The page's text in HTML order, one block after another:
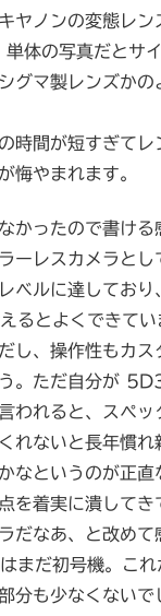
ヤノンの変態レン
の写真だとサイ
グマ製レンズかの
時間が短すぎてレ
悔やまれます。
かったので書ける
ーレスカメラとし
ベルに達しており
るとよくできて
し、操作性もカス
。ただ自分が
われると、スペ
れないと長年慣
なというのが正
を着実に潰して
だなあ、と改めて
まだ初号機。これ
分も少なくないで